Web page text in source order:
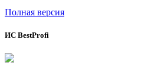
Полная версия
ИС BestProfi